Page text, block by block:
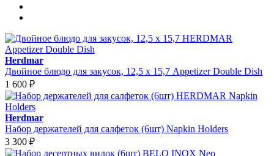
Herdmar
Двойное блюдо для закусок, 12,5 х 15,7 Appetizer Double Dish
1 600 ₽
Herdmar
Набор держателей для салфеток (6шт) Napkin Holders
3 300 ₽